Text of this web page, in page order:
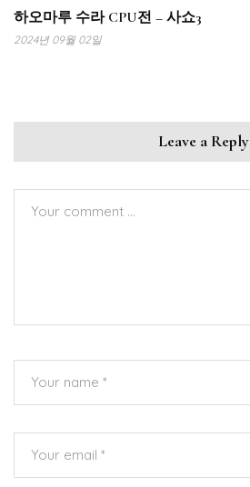
하오마루 수라 CPU전 – 사쇼3
2024년 09월 02일
Leave a Reply